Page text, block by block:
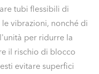
tubi flessibili di
vibrazioni, nonché di
per ridurre la
il rischio di blocco
evitare superfici